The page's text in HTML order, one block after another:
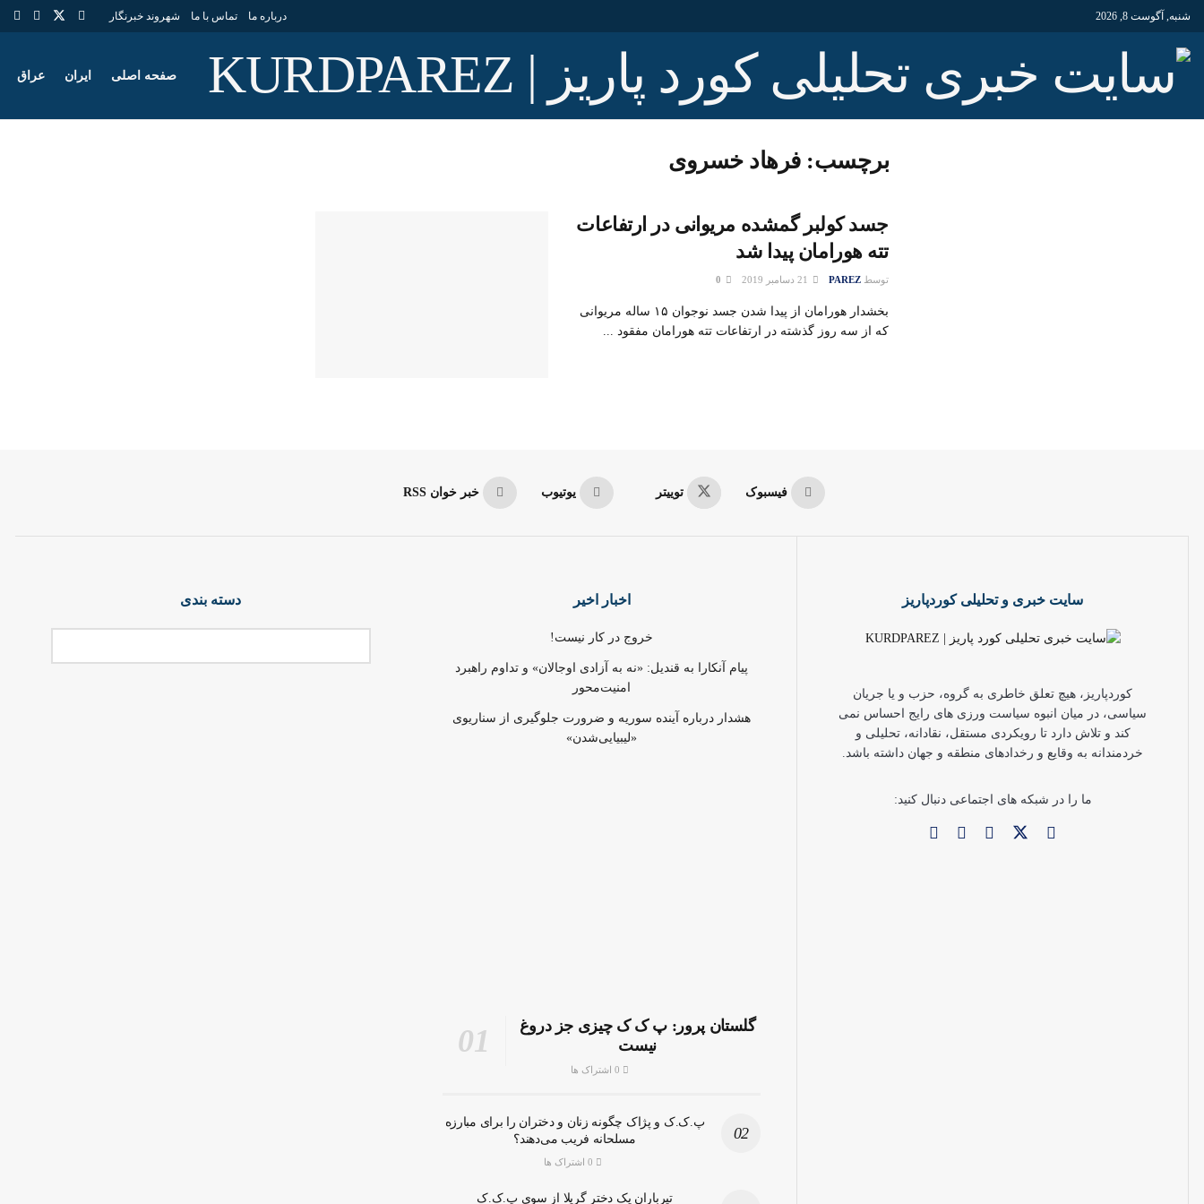
شنبه, آگوست 8, 2026 درباره ما تماس با ما شهروند خبرنگار
صفحه اصلی ایران عراق
برچسب:فرهاد خسروی
جسد کولبر گمشده مریوانی در ارتفاعات
تته هورامان پیدا شد
توسط PAREZ
بخشدار هورامان از پیدا شدن جسد نوجوان ۱۵ ساله مریوانی
که از سه روز گذشته در ارتفاعات تته هورامان مفقود ...
فیسبوک توییتر یوتیوب خبر خوان RSS
سایت خبری و تحلیلی کوردپاریز
کوردپاریز، هیچ تعلق خاطری به گروه، حزب و یا جریان
سیاسی، در میان انبوه سیاست ورزی های رایج احساس نمی
کند و تلاش دارد تا رویکردی مستقل، نقادانه، تحلیلی و
خردمندانه به وقایع و رخدادهای منطقه و جهان داشته باشد.
ما را در شبکه های اجتماعی دنبال کنید:
اخبار اخیر
خروج در کار نیست!
پیام آنکارا به قندیل: «نه به آزادی اوجالان» و تداوم راهبرد
امنیت‌محور
هشدار درباره آینده سوریه و ضرورت جلوگیری از سناریوی
«لیبیایی‌شدن»
گلستان پرور: پ ک ک چیزی جز دروغ
نیست
پ.ک.ک و پژاک چگونه زنان و دختران را برای مبارزه
مسلحانه فریب می‌دهند؟
تیرباران یک دختر گریلا از سوی پ.ک.ک
دسته بندی